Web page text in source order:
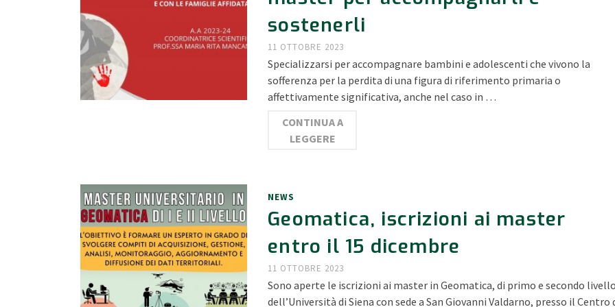
sostenerli
11 OTTOBRE 2023
Specializzarsi per accompagnare bambini e adolescenti che vivono la
sofferenza per la perdita di una figura di riferimento primaria o
affettivamente significativa, anche nel caso in …
CONTINUA A
LEGGERE
NEWS
Geomatica, iscrizioni ai master
entro il 15 dicembre
11 OTTOBRE 2023
Sono aperte le iscrizioni ai master in Geomatica, di primo e secondo
dell’Università di Siena con sede a San Giovanni Valdarno, presso il Centro